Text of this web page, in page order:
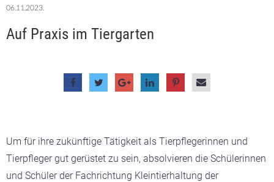
06.11.2023.
Auf Praxis im Tiergarten
Um für ihre zukünftige Tätigkeit als Tierpflegerinnen und
Tierpfleger gut gerüstet zu sein, absolvieren die Schülerinnen
und Schüler der Fachrichtung Kleintierhaltung der